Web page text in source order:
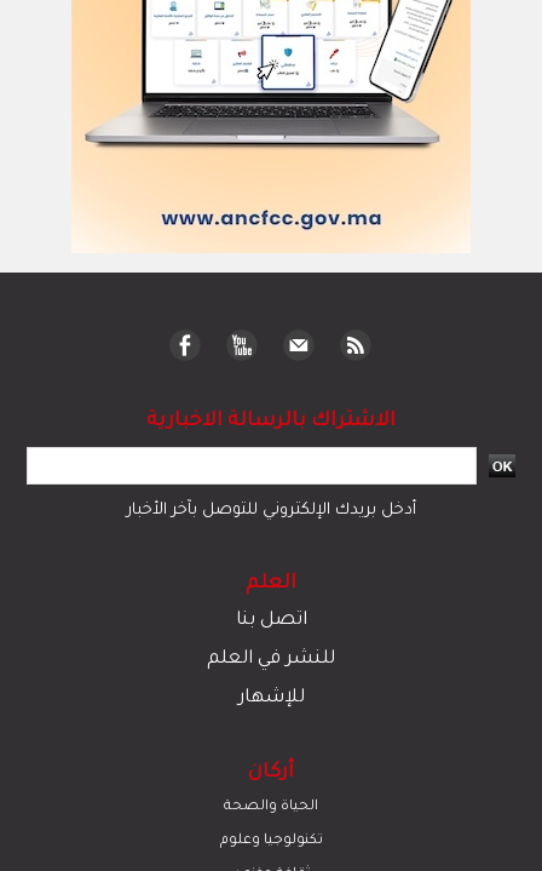
الاشتراك بالرسالة الاخبارية
أدخل بريدك الإلكتروني للتوصل بآخر الأخبار
العلم
اتصل بنا
للنشر في العلم
للإشهار
أركان
الحياة والصحة
تكنولوجيا وعلوم